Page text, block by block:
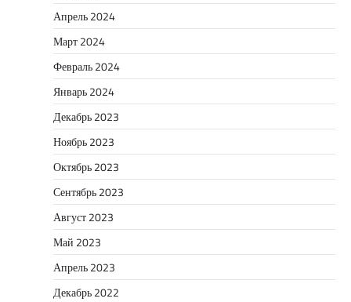
Апрель 2024
Март 2024
Февраль 2024
Январь 2024
Декабрь 2023
Ноябрь 2023
Октябрь 2023
Сентябрь 2023
Август 2023
Май 2023
Апрель 2023
Декабрь 2022